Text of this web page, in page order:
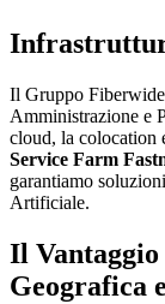
Il Gruppo
Amministrazione e
cloud, la colocation
Service Farm
garantiamo
Artificiale.
Il
Geografica